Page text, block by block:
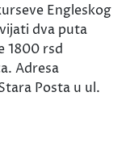
Engleskog
dva puta
1800 rsd
Adresa
Posta u ul.